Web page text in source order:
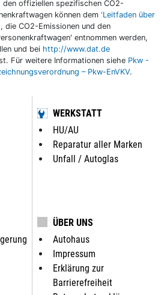
offiziellen spezifischen CO2-
können dem 'Leitfaden über
, die CO2-Emissionen und den
entnommen werden,
und bei http://www.dat.de
Für weitere Informationen siehe Pkw -
– Pkw-EnVKV.
WERKSTATT
HU/AU
Reparatur aller Marken
Unfall / Autoglas
ÜBER UNS
Autohaus
Impressum
Erklärung zur
Barrierefreiheit